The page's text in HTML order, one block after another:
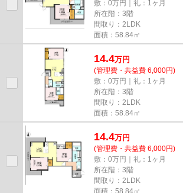
敷：0万円｜礼：1ヶ月
所在階：3階
間取り：2LDK
面積：58.84㎡
14.4万円
(管理費・共益費 6,000円)
敷：0万円｜礼：1ヶ月
所在階：3階
間取り：2LDK
面積：58.84㎡
14.4万円
(管理費・共益費 6,000円)
敷：0万円｜礼：1ヶ月
所在階：3階
間取り：2LDK
面積：58.84㎡